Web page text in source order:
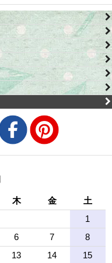
木 金
土
1
6 7
8
13 14
15